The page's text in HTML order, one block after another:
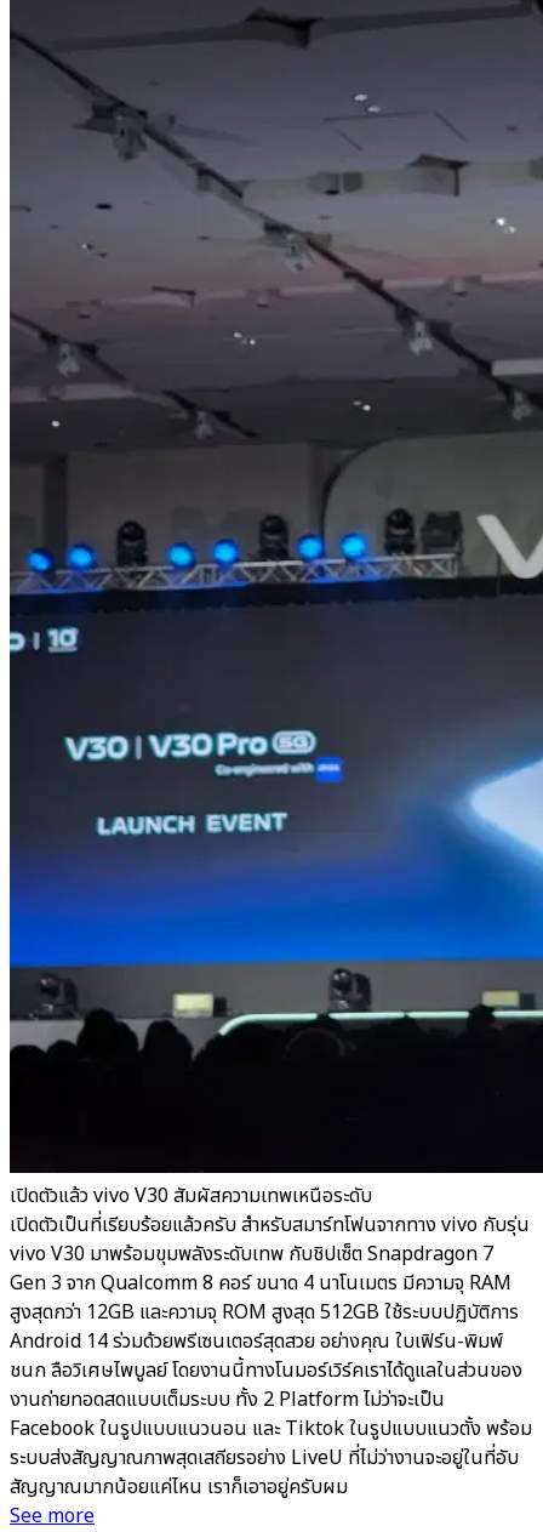
เปิดตัวแล้ว vivo V30 สัมผัสความเทพเหนือระดับ
เปิดตัวเป็นที่เรียบร้อยแล้วครับ สำหรับสมาร์ทโฟนจากทาง vivo กับรุ่น
vivo V30 มาพร้อมขุมพลังระดับเทพ กับชิปเซ็ต Snapdragon 7
Gen 3 จาก Qualcomm 8 คอร์ ขนาด 4 นาโนเมตร มีความจุ RAM
สูงสุดกว่า 12GB และความจุ ROM สูงสุด 512GB ใช้ระบบปฏิบัติการ
Android 14 ร่วมด้วยพรีเซนเตอร์สุดสวย อย่างคุณ ใบเฟิร์น-พิมพ์
ชนก ลือวิเศษไพบูลย์ โดยงานนี้ทางโนมอร์เวิร์คเราได้ดูแลในส่วนของ
งานถ่ายทอดสดแบบเต็มระบบ ทั้ง 2 Platform ไม่ว่าจะเป็น
Facebook ในรูปแบบแนวนอน และ Tiktok ในรูปแบบแนวตั้ง พร้อม
ระบบส่งสัญญาณภาพสุดเสถียรอย่าง LiveU ที่ไม่ว่างานจะอยู่ในที่อับ
สัญญาณมากน้อยแค่ไหน เราก็เอาอยู่ครับผม
See more